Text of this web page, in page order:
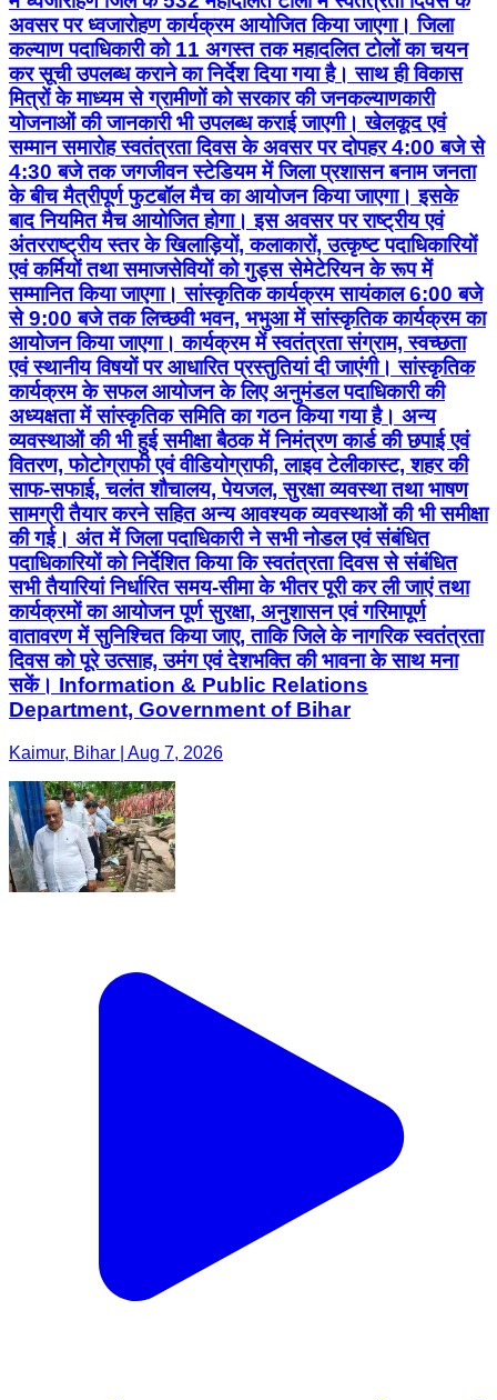
अवसर पर ध्वजारोहण कार्यक्रम आयोजित किया जाएगा। जिला
कल्याण पदाधिकारी को 11 अगस्त तक महादलित टोलों का चयन
कर सूची उपलब्ध कराने का निर्देश दिया गया है। साथ ही विकास
मित्रों के माध्यम से ग्रामीणों को सरकार की जनकल्याणकारी
योजनाओं की जानकारी भी उपलब्ध कराई जाएगी। खेलकूद एवं
सम्मान समारोह स्वतंत्रता दिवस के अवसर पर दोपहर 4:00 बजे से
4:30 बजे तक जगजीवन स्टेडियम में जिला प्रशासन बनाम जनता
के बीच मैत्रीपूर्ण फुटबॉल मैच का आयोजन किया जाएगा। इसके
बाद नियमित मैच आयोजित होगा। इस अवसर पर राष्ट्रीय एवं
अंतरराष्ट्रीय स्तर के खिलाड़ियों, कलाकारों, उत्कृष्ट पदाधिकारियों
एवं कर्मियों तथा समाजसेवियों को गुड्स सेमेटेरियन के रूप में
सम्मानित किया जाएगा। सांस्कृतिक कार्यक्रम सायंकाल 6:00 बजे
से 9:00 बजे तक लिच्छवी भवन, भभुआ में सांस्कृतिक कार्यक्रम का
आयोजन किया जाएगा। कार्यक्रम में स्वतंत्रता संग्राम, स्वच्छता
एवं स्थानीय विषयों पर आधारित प्रस्तुतियां दी जाएंगी। सांस्कृतिक
कार्यक्रम के सफल आयोजन के लिए अनुमंडल पदाधिकारी की
अध्यक्षता में सांस्कृतिक समिति का गठन किया गया है। अन्य
व्यवस्थाओं की भी हुई समीक्षा बैठक में निमंत्रण कार्ड की छपाई एवं
वितरण, फोटोग्राफी एवं वीडियोग्राफी, लाइव टेलीकास्ट, शहर की
साफ-सफाई, चलंत शौचालय, पेयजल, सुरक्षा व्यवस्था तथा भाषण
सामग्री तैयार करने सहित अन्य आवश्यक व्यवस्थाओं की भी समीक्षा
की गई। अंत में जिला पदाधिकारी ने सभी नोडल एवं संबंधित
पदाधिकारियों को निर्देशित किया कि स्वतंत्रता दिवस से संबंधित
सभी तैयारियां निर्धारित समय-सीमा के भीतर पूरी कर ली जाएं तथा
कार्यक्रमों का आयोजन पूर्ण सुरक्षा, अनुशासन एवं गरिमापूर्ण
वातावरण में सुनिश्चित किया जाए, ताकि जिले के नागरिक स्वतंत्रता
दिवस को पूरे उत्साह, उमंग एवं देशभक्ति की भावना के साथ मना
सकें। Information & Public Relations
Department, Government of Bihar
Kaimur, Bihar | Aug 7, 2026